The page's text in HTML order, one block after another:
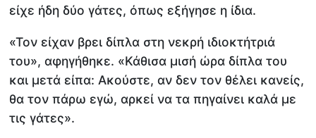
είχε ήδη δύο γάτες, όπως εξήγησε η ίδια.
«Τον είχαν βρει δίπλα στη νεκρή ιδιοκτήτριά
του», αφηγήθηκε. «Κάθισα μισή ώρα δίπλα του
και μετά είπα: Ακούστε, αν δεν τον θέλει κανείς,
θα τον πάρω εγώ, αρκεί να τα πηγαίνει καλά με
τις γάτες».